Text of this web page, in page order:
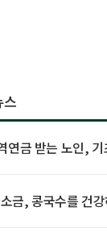
스
연금 받는 노인,
금, 콩국수를 건